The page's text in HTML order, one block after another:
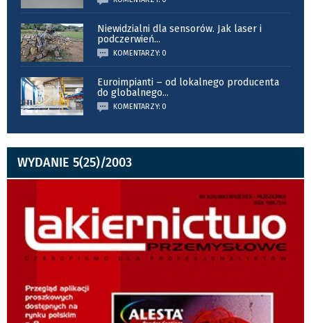
Niewidzialni dla sensorów. Jak laser i
podczerwień...
KOMENTARZY: 0
Euroimpianti – od lokalnego producenta
do globalnego...
KOMENTARZY: 0
WYDANIE 5(25)/2003